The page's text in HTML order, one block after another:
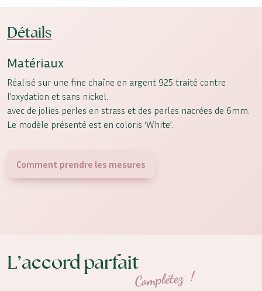
Détails
Matériaux
Réalisé sur une fine chaîne en argent 925 traité contre
l’oxydation et sans nickel.
avec de jolies perles en strass et des perles nacrées de 6mm.
Le modèle présenté est en coloris ‘White’.
Comment prendre les mesures
L’accord parfait
Complétez !